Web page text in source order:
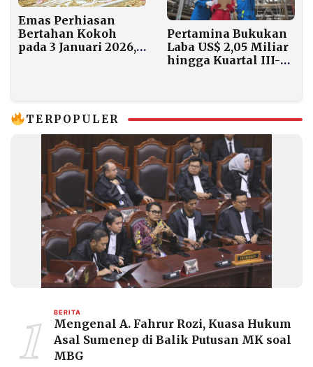
Emas Perhiasan
Bertahan Kokoh
pada 3 Januari 2026,
Pertamina Bukukan
Laba US$ 2,05 Miliar
hingga Kuartal III-
TERPOPULER
1 BERITA
Mengenal A. Fahrur Rozi, Kuasa Hukum
Asal Sumenep di Balik Putusan MK soal
MBG